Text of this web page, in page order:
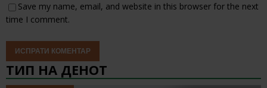
Save my name, email, and website in this browser for the next
time I comment.
ТИП НА ДЕНОТ